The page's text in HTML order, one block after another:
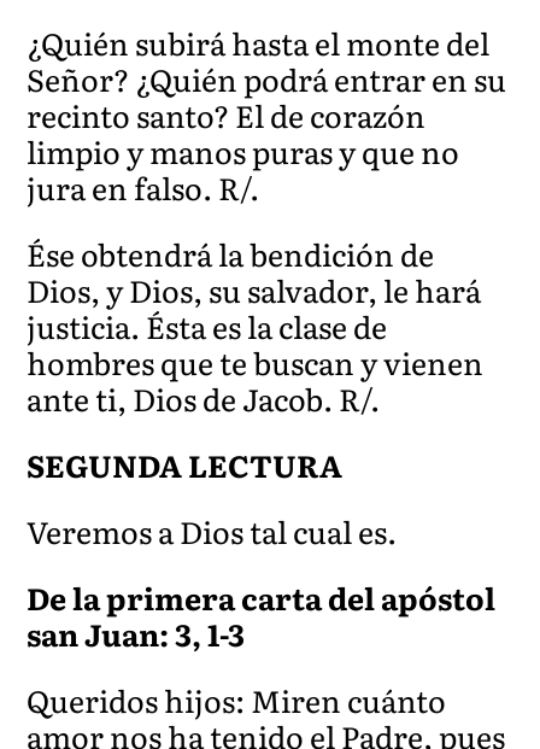
¿Quién subirá hasta el monte del
Señor? ¿Quién podrá entrar en su
recinto santo? El de corazón
limpio y manos puras y que no
jura en falso. R/.
Ése obtendrá la bendición de
Dios, y Dios, su salvador, le hará
justicia. Ésta es la clase de
hombres que te buscan y vienen
ante ti, Dios de Jacob. R/.
SEGUNDA LECTURA
Veremos a Dios tal cual es.
De la primera carta del apóstol
san Juan: 3, 1-3
Queridos hijos: Miren cuánto
amor nos ha tenido el Padre, pues